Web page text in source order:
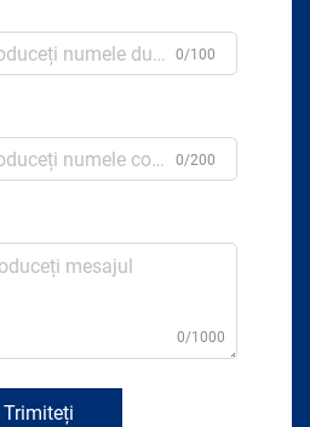
0/100
0/200
0/1000
Trimiteți